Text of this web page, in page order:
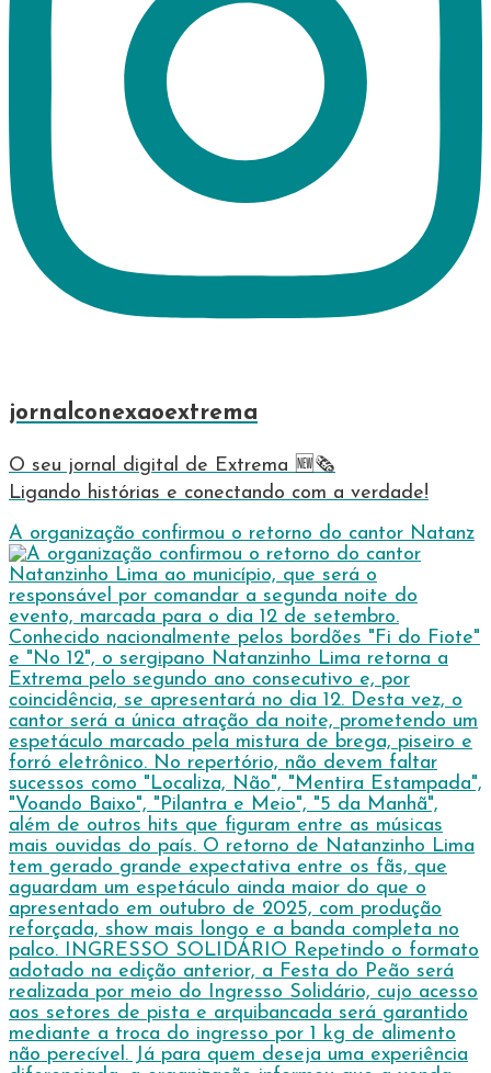
jornalconexaoextrema
O seu jornal digital de Extrema 🆕️🗞
Ligando histórias e conectando com a verdade!
A organização confirmou o retorno do cantor Natanz